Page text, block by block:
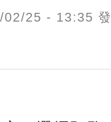
02/25 - 13:35